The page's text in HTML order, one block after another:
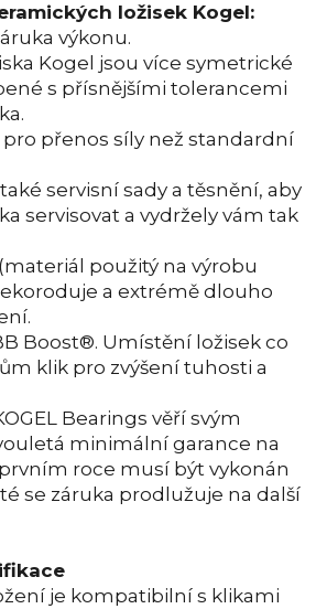
ložisek Kogel:
výkonu.
Kogel jsou více symetrické
s přísnějšími tolerancemi
přenos síly než standardní
servisní sady a těsnění, aby
servisovat a vydržely vám tak
použitý na výrobu
a extrémě dlouho
Boost®. Umístění ložisek co
klik pro zvýšení tuhosti a
Bearings věří svým
minimální garance na
roce musí být vykonán
se záruka prodlužuje na další
je kompatibilní s klikami